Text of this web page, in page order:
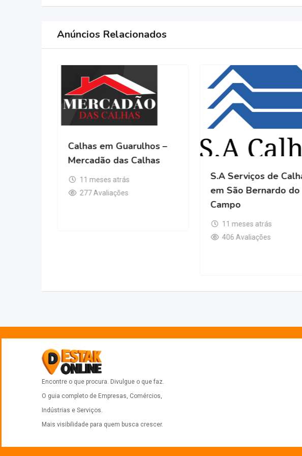
Anúncios Relacionados
Calhas em Guarulhos –
Mercadão das Calhas
11 meses atrás
277 Avaliações
S.A Serviços
em São
11 meses
406
Encontre o que procura. Divulgue o que faz.
O guia completo de Empresas, Comércios,
Indústrias e Serviços.
Mais visibilidade para quem busca crescer.